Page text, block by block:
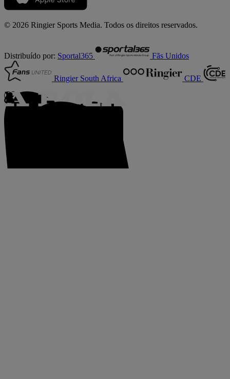
© 2026 Ringier Sports Media. Todos os direitos reservados.
Distribuído por: Sportal365 Fãs Unidos
Ringier South Africa CDE